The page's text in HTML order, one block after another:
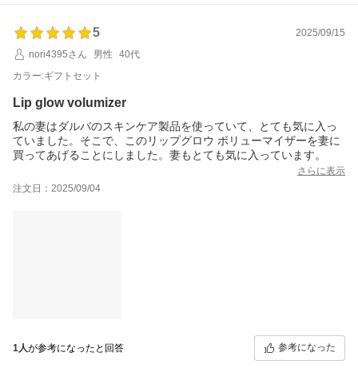
5
2025/09/15
nori4395さん
男性
40代
カラー:ギフトセット
Lip glow volumizer
私の妻はダルバのスキンケア製品を使っていて、とても気に入っ
ていました。そこで、このリップグロウ ボリューマイザーを妻に
買ってあげることにしました。妻もとても気に入っています。
さらに表示
注文日：2025/09/04
1人が参考になったと回答 参考になった